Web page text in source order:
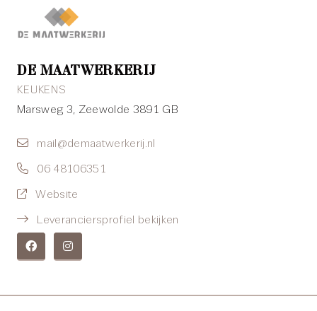
DE MAATWERKERIJ
KEUKENS
Marsweg 3, Zeewolde 3891 GB
mail@demaatwerkerij.nl
06 48106351
Website
Leveranciersprofiel bekijken